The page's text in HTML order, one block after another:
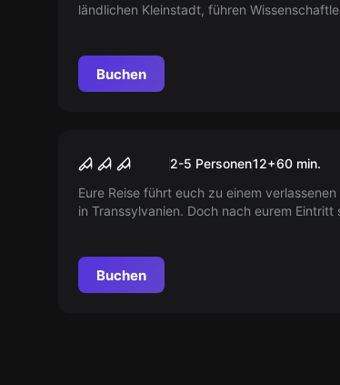
ländlichen Kleinstadt, führen
retten?
Buchen
Dracula 2-5 Personen12+60 min.
Eure Reise führt euch zu einem verlassenen
in Transsylvanien. Doch nach eurem Eintritt
Buchen